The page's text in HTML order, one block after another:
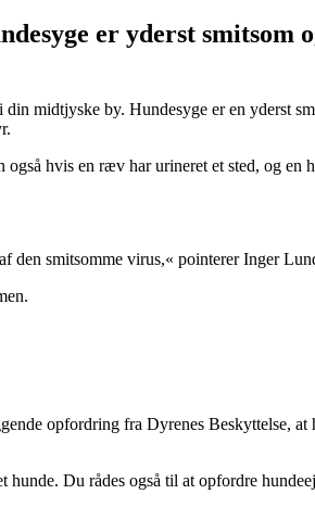
er yderst smitsom
midtjyske by. Hundesyge er en yderst
hvis en ræv har urineret et sted, og en
den smitsomme virus,« pointerer Inger
opfordring fra Dyrenes Beskyttelse, at
Du rådes også til at opfordre